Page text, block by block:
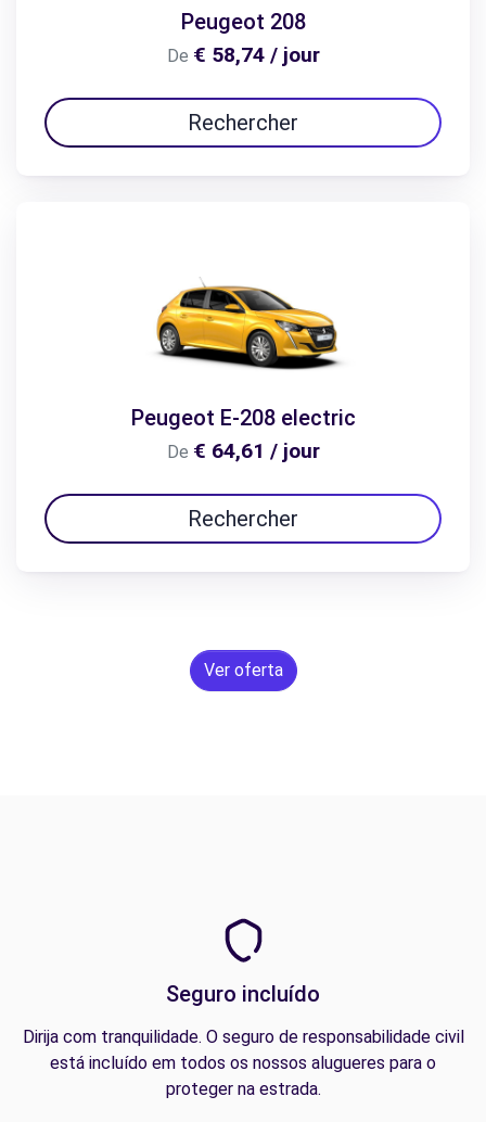
Peugeot 208
De € 58,74 / jour
Rechercher
Peugeot E-208 electric
De € 64,61 / jour
Rechercher
Ver oferta
Seguro incluído
Dirija com tranquilidade. O seguro de responsabilidade civil
está incluído em todos os nossos alugueres para o
proteger na estrada.